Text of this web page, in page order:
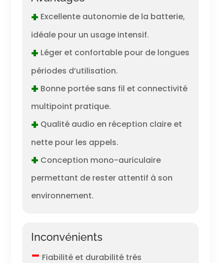
+ Excellente autonomie de la batterie,
idéale pour un usage intensif.
+ Léger et confortable pour de longues
périodes d’utilisation.
+ Bonne portée sans fil et connectivité
multipoint pratique.
+ Qualité audio en réception claire et
nette pour les appels.
+ Conception mono-auriculaire
permettant de rester attentif à son
environnement.
Inconvénients
– Fiabilité et durabilité très